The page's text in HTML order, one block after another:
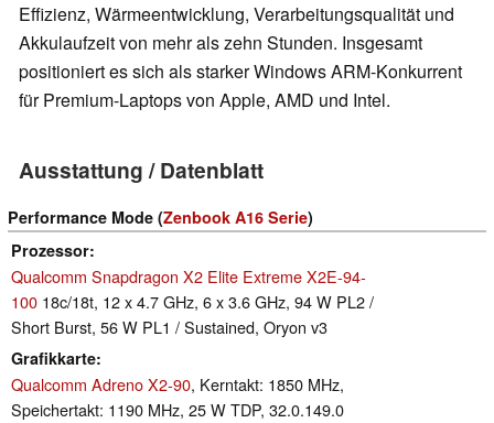
Effizienz, Wärmeentwicklung, Verarbeitungsqualität und
Akkulaufzeit von mehr als zehn Stunden. Insgesamt
positioniert es sich als starker Windows ARM-Konkurrent
für Premium-Laptops von Apple, AMD und Intel.
Ausstattung / Datenblatt
Performance Mode (Zenbook A16 Serie)
Prozessor
Qualcomm Snapdragon X2 Elite Extreme X2E-94-
100 18c/18t, 12 x 4.7 GHz, 6 x 3.6 GHz, 94 W PL2 /
Short Burst, 56 W PL1 / Sustained, Oryon v3
Grafikkarte
Qualcomm Adreno X2-90, Kerntakt: 1850 MHz,
Speichertakt: 1190 MHz, 25 W TDP, 32.0.149.0